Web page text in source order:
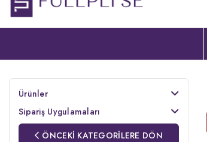
Ürünler
Sipariş Uygulamaları
ÖNCEKİ KATEGORİLERE DÖN